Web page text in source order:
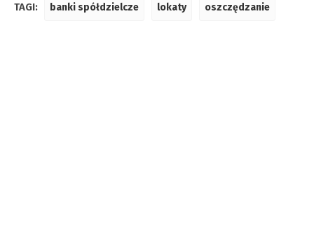
TAGI: banki spółdzielcze lokaty oszczędzanie